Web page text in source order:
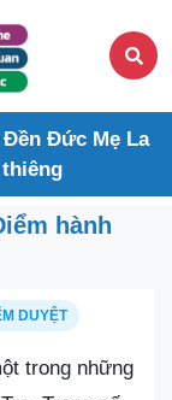
Đền Đức Mẹ La
hành
DUYỆT
trong những